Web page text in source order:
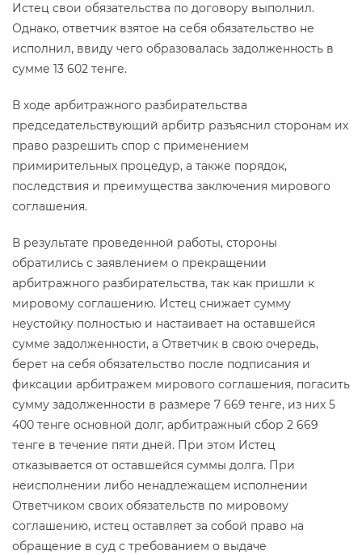
Истец свои обязательства по договору выполнил.
Однако, ответчик взятое на себя обязательство не
исполнил, ввиду чего образовалась задолженность в
сумме 13 602 тенге.
В ходе арбитражного разбирательства
председательствующий арбитр разъяснил сторонам их
право разрешить спор с применением
примирительных процедур, а также порядок,
последствия и преимущества заключения мирового
соглашения.
В результате проведенной работы, стороны
обратились с заявлением о прекращении
арбитражного разбирательства, так как пришли к
мировому соглашению. Истец снижает сумму
неустойку полностью и настаивает на оставшейся
сумме задолженности, а Ответчик в свою очередь,
берет на себя обязательство после подписания и
фиксации арбитражем мирового соглашения, погасить
сумму задолженности в размере 7 669 тенге, из них 5
400 тенге основной долг, арбитражный сбор 2 669
тенге в течение пяти дней. При этом Истец
отказывается от оставшейся суммы долга. При
неисполнении либо ненадлежащем исполнении
Ответчиком своих обязательств по мировому
соглашению, истец оставляет за собой право на
обращение в суд с требованием о выдаче